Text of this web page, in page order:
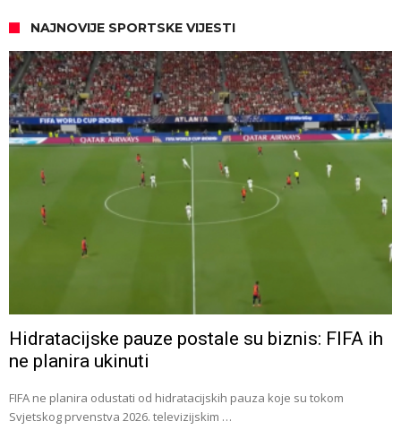
NAJNOVIJE SPORTSKE VIJESTI
Hidratacijske pauze postale su biznis: FIFA ih
ne planira ukinuti
FIFA ne planira odustati od hidratacijskih pauza koje su tokom
Svjetskog prvenstva 2026. televizijskim …